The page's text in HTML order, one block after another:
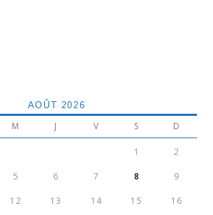
AOÛT 2026
M J V S D
1 2
5 6 7 8 9
12 13 14 15 16